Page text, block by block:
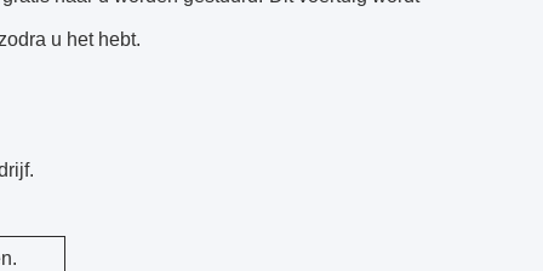
u het hebt.